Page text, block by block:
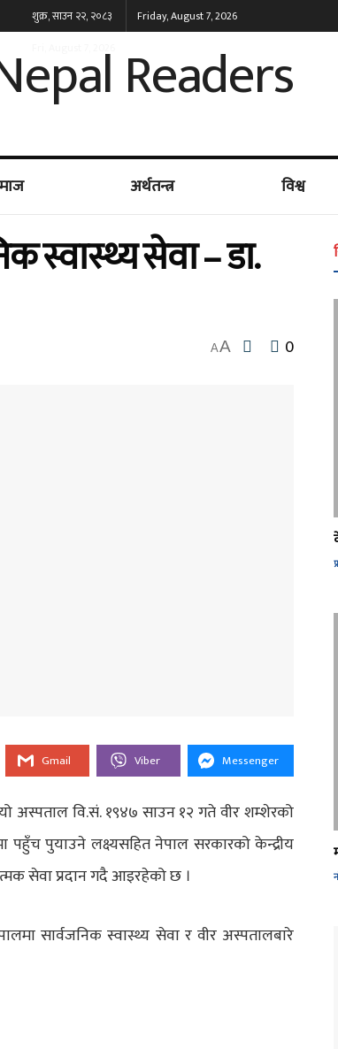
शुक्र, साउन २२, २०८३
Friday, August 7, 2026
अर्थतन्त्र विश्व
स्वास्थ्य सेवा – डा.
AA 0
Gmail Viber Messenger
अस्पताल वि.सं. १९४७ साउन १२ गते वीर शम्शेरको
पहुँच पुयाउने लक्ष्यसहित नेपाल सरकारको केन्द्रीय
सेवा प्रदान गदै आइरहेको छ ।
सार्वजनिक स्वास्थ्य सेवा र वीर अस्पतालबारे